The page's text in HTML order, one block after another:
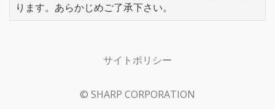
ります。あらかじめご了承下さい。
サイトポリシー
© SHARP CORPORATION